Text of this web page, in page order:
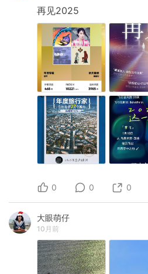
再见2025
0 0 0
大眼萌仔
10月前